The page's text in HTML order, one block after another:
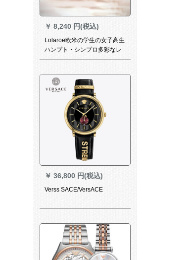
￥ 8,240 円(税込)
Lolaroe欧米の学生の女子高生
ハンプト・シンプロ多彩なレ
ジカの女性時計LR 40 86（24
￥ 36,800 円(税込)
Verss SACE/VersACE